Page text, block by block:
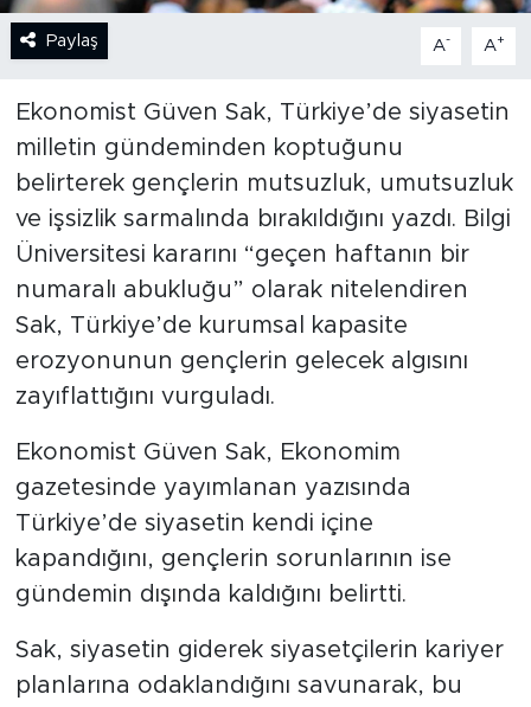
Paylaş A- A+
Ekonomist Güven Sak, Türkiye’de siyasetin
milletin gündeminden koptuğunu
belirterek gençlerin mutsuzluk, umutsuzluk
ve işsizlik sarmalında bırakıldığını yazdı. Bilgi
Üniversitesi kararını “geçen haftanın bir
numaralı abukluğu” olarak nitelendiren
Sak, Türkiye’de kurumsal kapasite
erozyonunun gençlerin gelecek algısını
zayıflattığını vurguladı.
Ekonomist Güven Sak, Ekonomim
gazetesinde yayımlanan yazısında
Türkiye’de siyasetin kendi içine
kapandığını, gençlerin sorunlarının ise
gündemin dışında kaldığını belirtti.
Sak, siyasetin giderek siyasetçilerin kariyer
planlarına odaklandığını savunarak, bu
DİNİ
EKONOMİ
SPOR
KÜLTÜR SANAT
YAŞAM
TARİHTEN GÜNÜMÜZE
TARİH
KADIN
SAĞLIK
MEDYA KÖŞESİ